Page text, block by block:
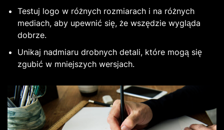
Testuj logo w różnych rozmiarach i na różnych
mediach, aby upewnić się, że wszędzie wygląda
dobrze.
Unikaj nadmiaru drobnych detali, które mogą się
zgubić w mniejszych wersjach.